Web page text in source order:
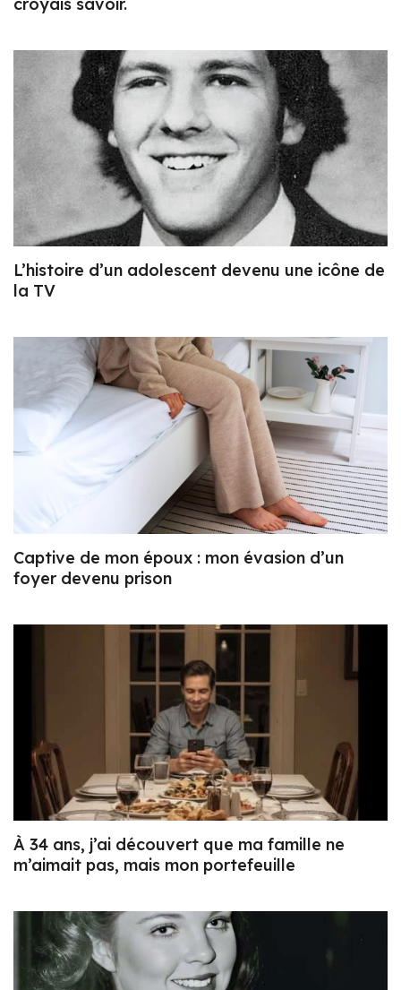
L’histoire d’un adolescent devenu une icône de
la TV
Captive de mon époux : mon évasion d’un
foyer devenu prison
À 34 ans, j’ai découvert que ma famille ne
m’aimait pas, mais mon portefeuille